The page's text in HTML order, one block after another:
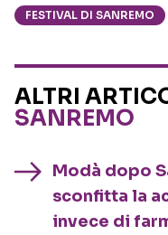
FESTIVAL DI SANREMO
ALTRI
SANREMO
Modà dopo
sconfitta la
invece di